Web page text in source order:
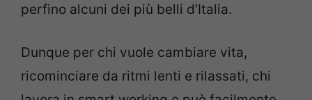
perfino alcuni dei più belli d’Italia.
Dunque per chi vuole cambiare vita,
ricominciare da ritmi lenti e rilassati, chi